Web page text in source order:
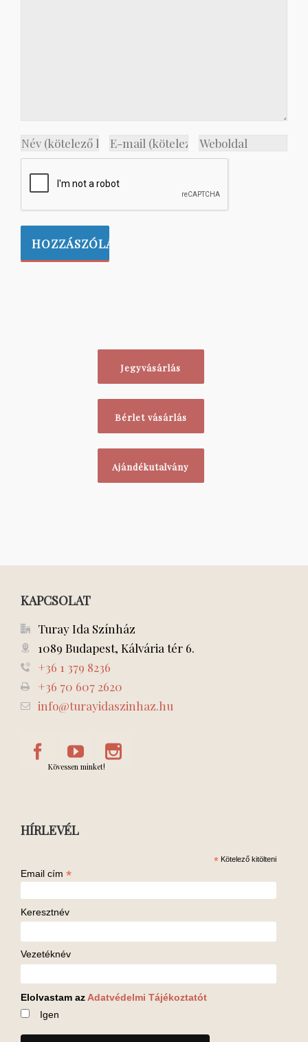
Jegyvásárlás
Bérlet vásárlás
Ajándékutalvány
KAPCSOLAT
Turay Ida Színház
1089 Budapest, Kálvária tér 6.
+36 1 379 8236
+36 70 607 2620
info@turayidaszinhaz.hu
Kövessen minket!
HÍRLEVÉL
* Kötelező kitölteni
Email cím *
Keresztnév
Vezetéknév
Elolvastam az Adatvédelmi Tájékoztatót
Igen